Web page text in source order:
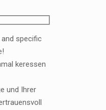
specific
keressen
und Ihrer